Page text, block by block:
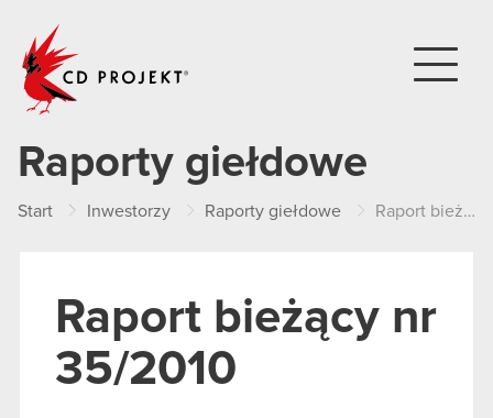
Raporty giełdowe
Start Inwestorzy Raporty giełdowe Raport bieżący nr 35/2010
Raport bieżący nr
35/2010